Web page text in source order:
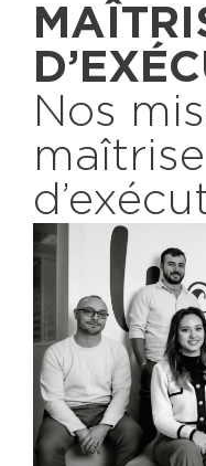
Nos
maîtrise